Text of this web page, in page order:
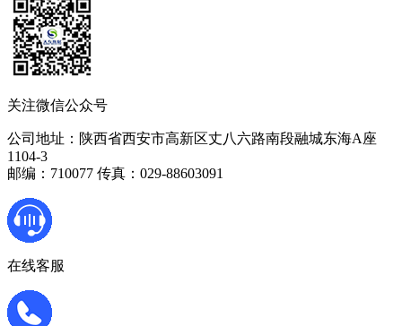
关注微信公众号
公司地址：陕西省西安市高新区丈八六路南段融城东海A座
1104-3
邮编：710077 传真：029-88603091
在线客服